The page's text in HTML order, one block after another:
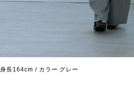
身長164cm / カラー グレー